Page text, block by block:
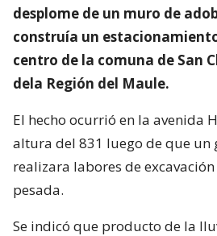
desplome de un muro de
construía un
centro de la comuna de San
dela Región del Maule.
El hecho ocurrió en la avenida
altura del 831 luego de que un
realizara labores de
pesada.
Se indicó que producto de la